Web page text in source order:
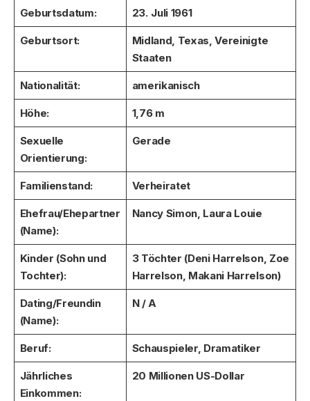
Geburtsdatum: 23. Juli 1961
Geburtsort:
Midland, Texas, Vereinigte
Staaten
Nationalität: amerikanisch
Höhe: 1,76 m
Sexuelle
Orientierung:
Gerade
Familienstand: Verheiratet
Ehefrau/Ehepartner
(Name):
Nancy Simon, Laura Louie
Kinder (Sohn und
Tochter):
3 Töchter (Deni Harrelson, Zoe
Harrelson, Makani Harrelson)
Dating/Freundin
(Name):
N / A
Beruf: Schauspieler, Dramatiker
Jährliches
Einkommen:
20 Millionen US-Dollar